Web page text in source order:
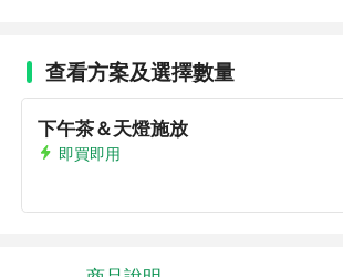
查看方案及選擇數量
下午茶＆天燈施放
即買即用